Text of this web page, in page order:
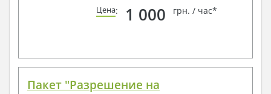
Цена: 1 000 грн. / час*
Пакет "Разрешение на